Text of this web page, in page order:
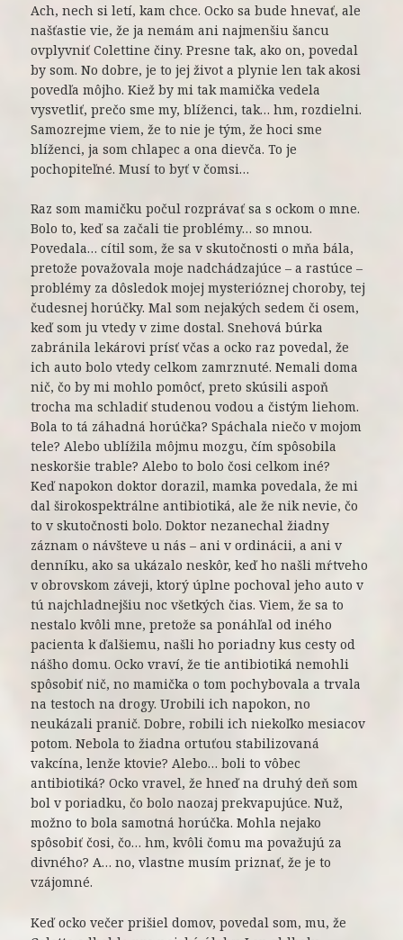
Ach, nech si letí, kam chce. Ocko sa bude hnevať, ale
našťastie vie, že ja nemám ani najmenšiu šancu
ovplyvniť Colettine činy. Presne tak, ako on, povedal
by som. No dobre, je to jej život a plynie len tak akosi
povedľa môjho. Kiež by mi tak mamička vedela
vysvetliť, prečo sme my, blíženci, tak… hm, rozdielni.
Samozrejme viem, že to nie je tým, že hoci sme
blíženci, ja som chlapec a ona dievča. To je
pochopiteľné. Musí to byť v čomsi…
Raz som mamičku počul rozprávať sa s ockom o mne.
Bolo to, keď sa začali tie problémy… so mnou.
Povedala… cítil som, že sa v skutočnosti o mňa bála,
pretože považovala moje nadchádzajúce – a rastúce –
problémy za dôsledok mojej mysterióznej choroby, tej
čudesnej horúčky. Mal som nejakých sedem či osem,
keď som ju vtedy v zime dostal. Snehová búrka
zabránila lekárovi prísť včas a ocko raz povedal, že
ich auto bolo vtedy celkom zamrznuté. Nemali doma
nič, čo by mi mohlo pomôcť, preto skúsili aspoň
trocha ma schladiť studenou vodou a čistým liehom.
Bola to tá záhadná horúčka? Spáchala niečo v mojom
tele? Alebo ublížila môjmu mozgu, čím spôsobila
neskoršie trable? Alebo to bolo čosi celkom iné?
Keď napokon doktor dorazil, mamka povedala, že mi
dal širokospektrálne antibiotiká, ale že nik nevie, čo
to v skutočnosti bolo. Doktor nezanechal žiadny
záznam o návšteve u nás – ani v ordinácii, a ani v
denníku, ako sa ukázalo neskôr, keď ho našli mŕtveho
v obrovskom záveji, ktorý úplne pochoval jeho auto v
tú najchladnejšiu noc všetkých čias. Viem, že sa to
nestalo kvôli mne, pretože sa ponáhľal od iného
pacienta k ďalšiemu, našli ho poriadny kus cesty od
nášho domu. Ocko vraví, že tie antibiotiká nemohli
spôsobiť nič, no mamička o tom pochybovala a trvala
na testoch na drogy. Urobili ich napokon, no
neukázali pranič. Dobre, robili ich niekoľko mesiacov
potom. Nebola to žiadna ortuťou stabilizovaná
vakcína, lenže ktovie? Alebo… boli to vôbec
antibiotiká? Ocko vravel, že hneď na druhý deň som
bol v poriadku, čo bolo naozaj prekvapujúce. Nuž,
možno to bola samotná horúčka. Mohla nejako
spôsobiť čosi, čo… hm, kvôli čomu ma považujú za
divného? A… no, vlastne musím priznať, že je to
vzájomné.
Keď ocko večer prišiel domov, povedal som, mu, že